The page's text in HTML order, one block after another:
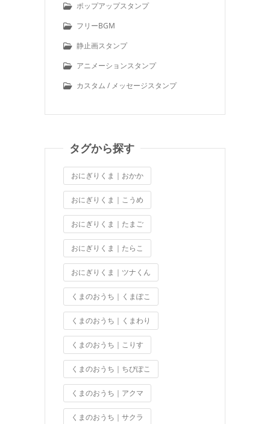
ポップアップスタンプ
フリーBGM
静止画スタンプ
アニメーションスタンプ
カスタム / メッセージスタンプ
タグから探す
おにぎりくま｜おかか
おにぎりくま｜こうめ
おにぎりくま｜たまご
おにぎりくま｜たらこ
おにぎりくま｜ツナくん
くまのおうち｜くまぽこ
くまのおうち｜くまわり
くまのおうち｜こりす
くまのおうち｜ちびぽこ
くまのおうち｜アクマ
くまのおうち｜サクラ